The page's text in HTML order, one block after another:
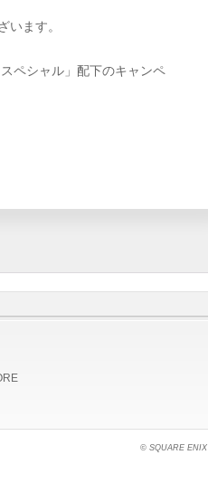
います。
ペシャル」配下のキャンペ
© SQUARE ENIX